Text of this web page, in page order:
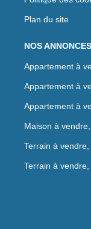
Plan du site
NOS ANNONCES
Appartement à
Appartement à
Appartement à
Maison à
Terrain à
Terrain à